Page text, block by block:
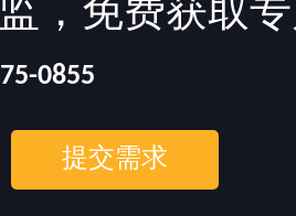
，免费获取
0855
提交需求